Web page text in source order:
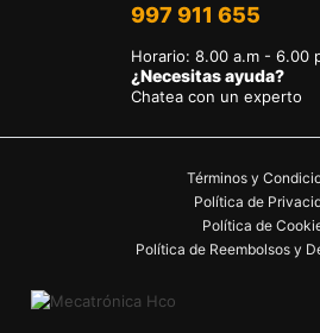
997 911 655
Horario:8.00 a.m - 6.00
¿Necesitas ayuda?
Chatea con un experto
Términos y
Política de
Política de
Política de Reembolsos y